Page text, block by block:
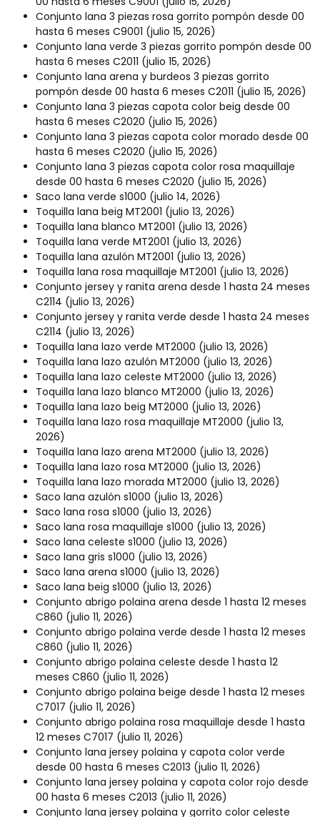
Conjunto lana 3 piezas rosa gorrito pompón desde 00
hasta 6 meses C9001 (julio 15, 2026)
Conjunto lana verde 3 piezas gorrito pompón desde 00
hasta 6 meses C2011 (julio 15, 2026)
Conjunto lana arena y burdeos 3 piezas gorrito
pompón desde 00 hasta 6 meses C2011 (julio 15, 2026)
Conjunto lana 3 piezas capota color beig desde 00
hasta 6 meses C2020 (julio 15, 2026)
Conjunto lana 3 piezas capota color morado desde 00
hasta 6 meses C2020 (julio 15, 2026)
Conjunto lana 3 piezas capota color rosa maquillaje
desde 00 hasta 6 meses C2020 (julio 15, 2026)
Saco lana verde s1000 (julio 14, 2026)
Toquilla lana beig MT2001 (julio 13, 2026)
Toquilla lana blanco MT2001 (julio 13, 2026)
Toquilla lana verde MT2001 (julio 13, 2026)
Toquilla lana azulón MT2001 (julio 13, 2026)
Toquilla lana rosa maquillaje MT2001 (julio 13, 2026)
Conjunto jersey y ranita arena desde 1 hasta 24 meses
C2114 (julio 13, 2026)
Conjunto jersey y ranita verde desde 1 hasta 24 meses
C2114 (julio 13, 2026)
Toquilla lana lazo verde MT2000 (julio 13, 2026)
Toquilla lana lazo azulón MT2000 (julio 13, 2026)
Toquilla lana lazo celeste MT2000 (julio 13, 2026)
Toquilla lana lazo blanco MT2000 (julio 13, 2026)
Toquilla lana lazo beig MT2000 (julio 13, 2026)
Toquilla lana lazo rosa maquillaje MT2000 (julio 13,
2026)
Toquilla lana lazo arena MT2000 (julio 13, 2026)
Toquilla lana lazo rosa MT2000 (julio 13, 2026)
Toquilla lana lazo morada MT2000 (julio 13, 2026)
Saco lana azulón s1000 (julio 13, 2026)
Saco lana rosa s1000 (julio 13, 2026)
Saco lana rosa maquillaje s1000 (julio 13, 2026)
Saco lana celeste s1000 (julio 13, 2026)
Saco lana gris s1000 (julio 13, 2026)
Saco lana arena s1000 (julio 13, 2026)
Saco lana beig s1000 (julio 13, 2026)
Conjunto abrigo polaina arena desde 1 hasta 12 meses
C860 (julio 11, 2026)
Conjunto abrigo polaina verde desde 1 hasta 12 meses
C860 (julio 11, 2026)
Conjunto abrigo polaina celeste desde 1 hasta 12
meses C860 (julio 11, 2026)
Conjunto abrigo polaina beige desde 1 hasta 12 meses
C7017 (julio 11, 2026)
Conjunto abrigo polaina rosa maquillaje desde 1 hasta
12 meses C7017 (julio 11, 2026)
Conjunto lana jersey polaina y capota color verde
desde 00 hasta 6 meses C2013 (julio 11, 2026)
Conjunto lana jersey polaina y capota color rojo desde
00 hasta 6 meses C2013 (julio 11, 2026)
Conjunto lana jersey polaina y gorrito color celeste